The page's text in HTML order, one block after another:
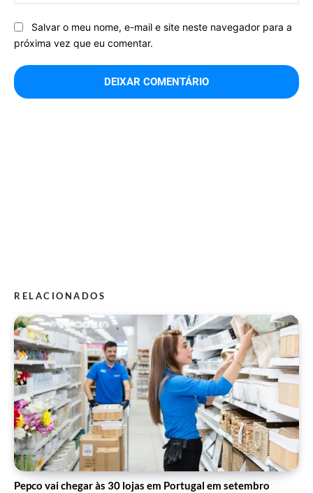
Salvar o meu nome, e-mail e site neste navegador para a
próxima vez que eu comentar.
RELACIONADOS
Pepco vai chegar às 30 lojas em Portugal em setembro